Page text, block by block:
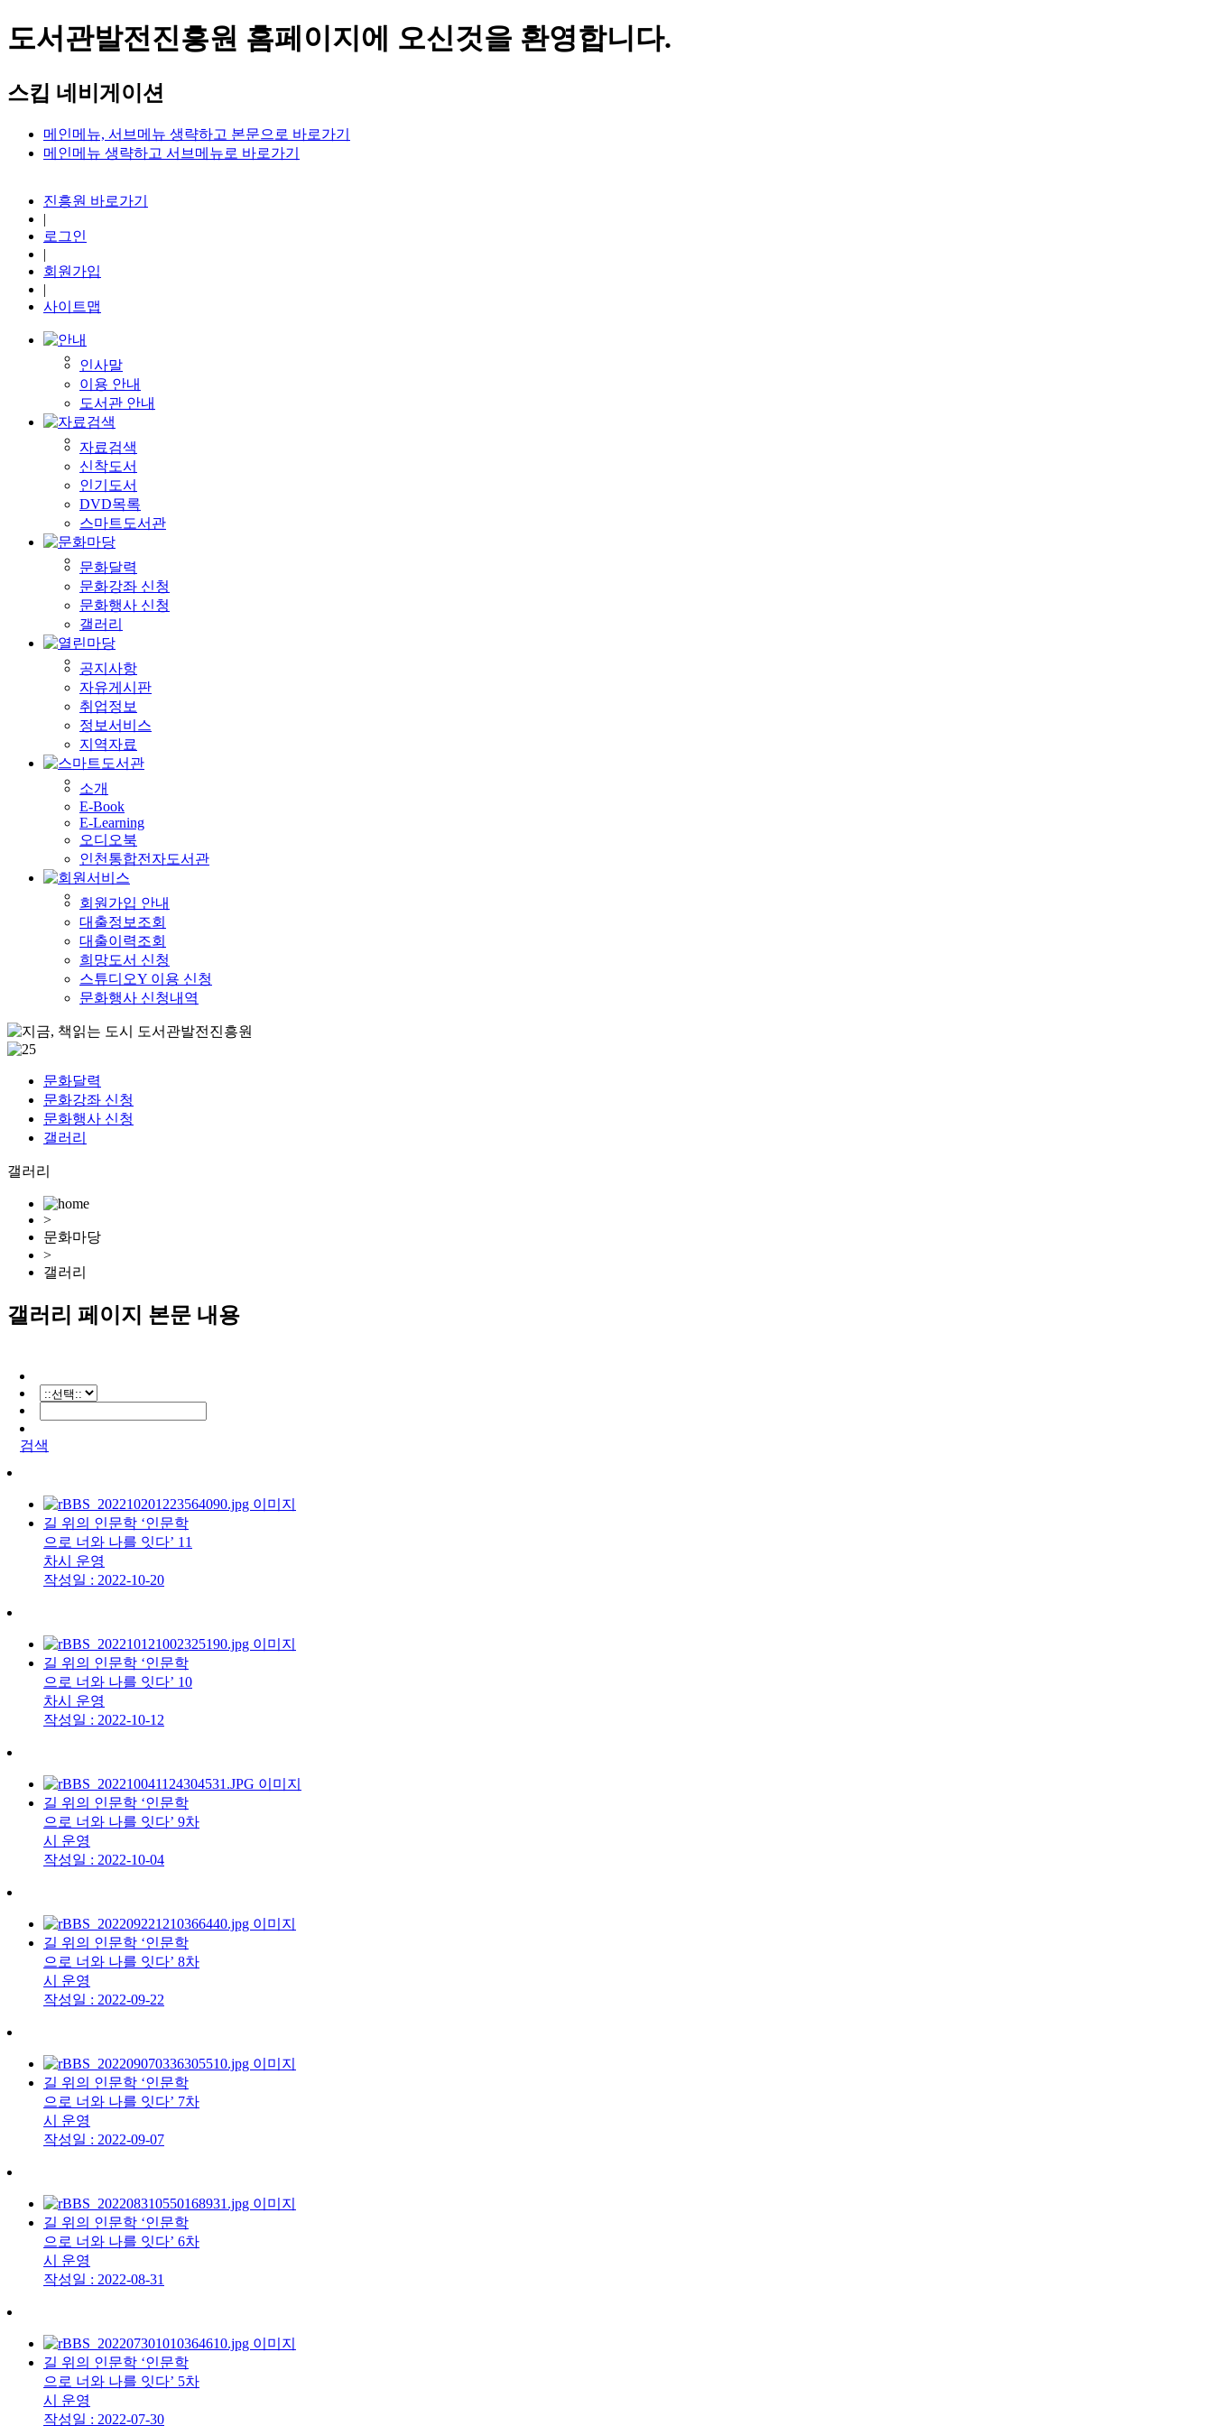
도서관발전진흥원 홈페이지에 오신것을 환영합니다.
스킵 네비게이션
메인메뉴, 서브메뉴 생략하고 본문으로 바로가기
메인메뉴 생략하고 서브메뉴로 바로가기
진흥원 바로가기
|
로그인
|
회원가입
|
사이트맵
인사말
이용 안내
도서관 안내
자료검색
신착도서
인기도서
DVD목록
스마트도서관
문화달력
문화강좌 신청
문화행사 신청
갤러리
공지사항
자유게시판
취업정보
정보서비스
지역자료
소개
E-Book
E-Learning
오디오북
인천통합전자도서관
회원가입 안내
대출정보조회
대출이력조회
희망도서 신청
스튜디오Y 이용 신청
문화행사 신청내역
문화달력
문화강좌 신청
문화행사 신청
갤러리
갤러리
>
문화마당
>
갤러리
갤러리 페이지 본문 내용
검색
길 위의 인문학 ‘인문학
으로 너와 나를 잇다’ 11
차시 운영
작성일 : 2022-10-20
길 위의 인문학 ‘인문학
으로 너와 나를 잇다’ 10
차시 운영
작성일 : 2022-10-12
길 위의 인문학 ‘인문학
으로 너와 나를 잇다’ 9차
시 운영
작성일 : 2022-10-04
길 위의 인문학 ‘인문학
으로 너와 나를 잇다’ 8차
시 운영
작성일 : 2022-09-22
길 위의 인문학 ‘인문학
으로 너와 나를 잇다’ 7차
시 운영
작성일 : 2022-09-07
길 위의 인문학 ‘인문학
으로 너와 나를 잇다’ 6차
시 운영
작성일 : 2022-08-31
길 위의 인문학 ‘인문학
으로 너와 나를 잇다’ 5차
시 운영
작성일 : 2022-07-30